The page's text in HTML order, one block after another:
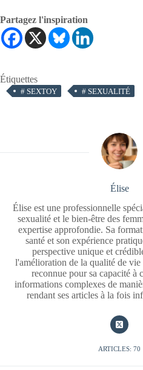
Partagez l'inspiration
Étiquettes
# SEXTOY # SEXUALITÉ
Élise
Élise est une professionnelle
sexualité et le bien-être des
expertise approfondie. Sa
santé et son expérience
perspective unique et
l'amélioration de la qualité de vie
reconnue pour sa capacité à
informations complexes de
rendant ses articles à la fois
ARTICLES: 70